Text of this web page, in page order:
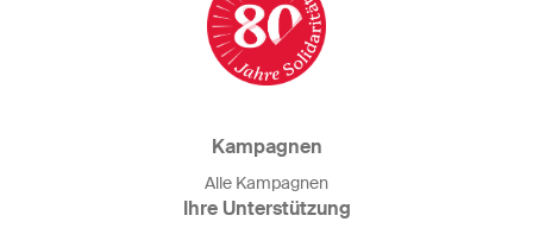
Kampagnen
Alle Kampagnen
Ihre Unterstützung